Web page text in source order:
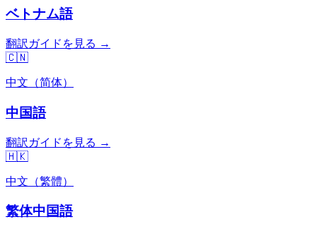
ベトナム語
翻訳ガイドを見る →
🇨🇳
中文（简体）
中国語
翻訳ガイドを見る →
🇭🇰
中文（繁體）
繁体中国語